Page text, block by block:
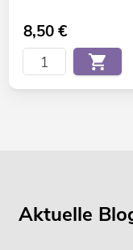
8,50€
Aktuelle